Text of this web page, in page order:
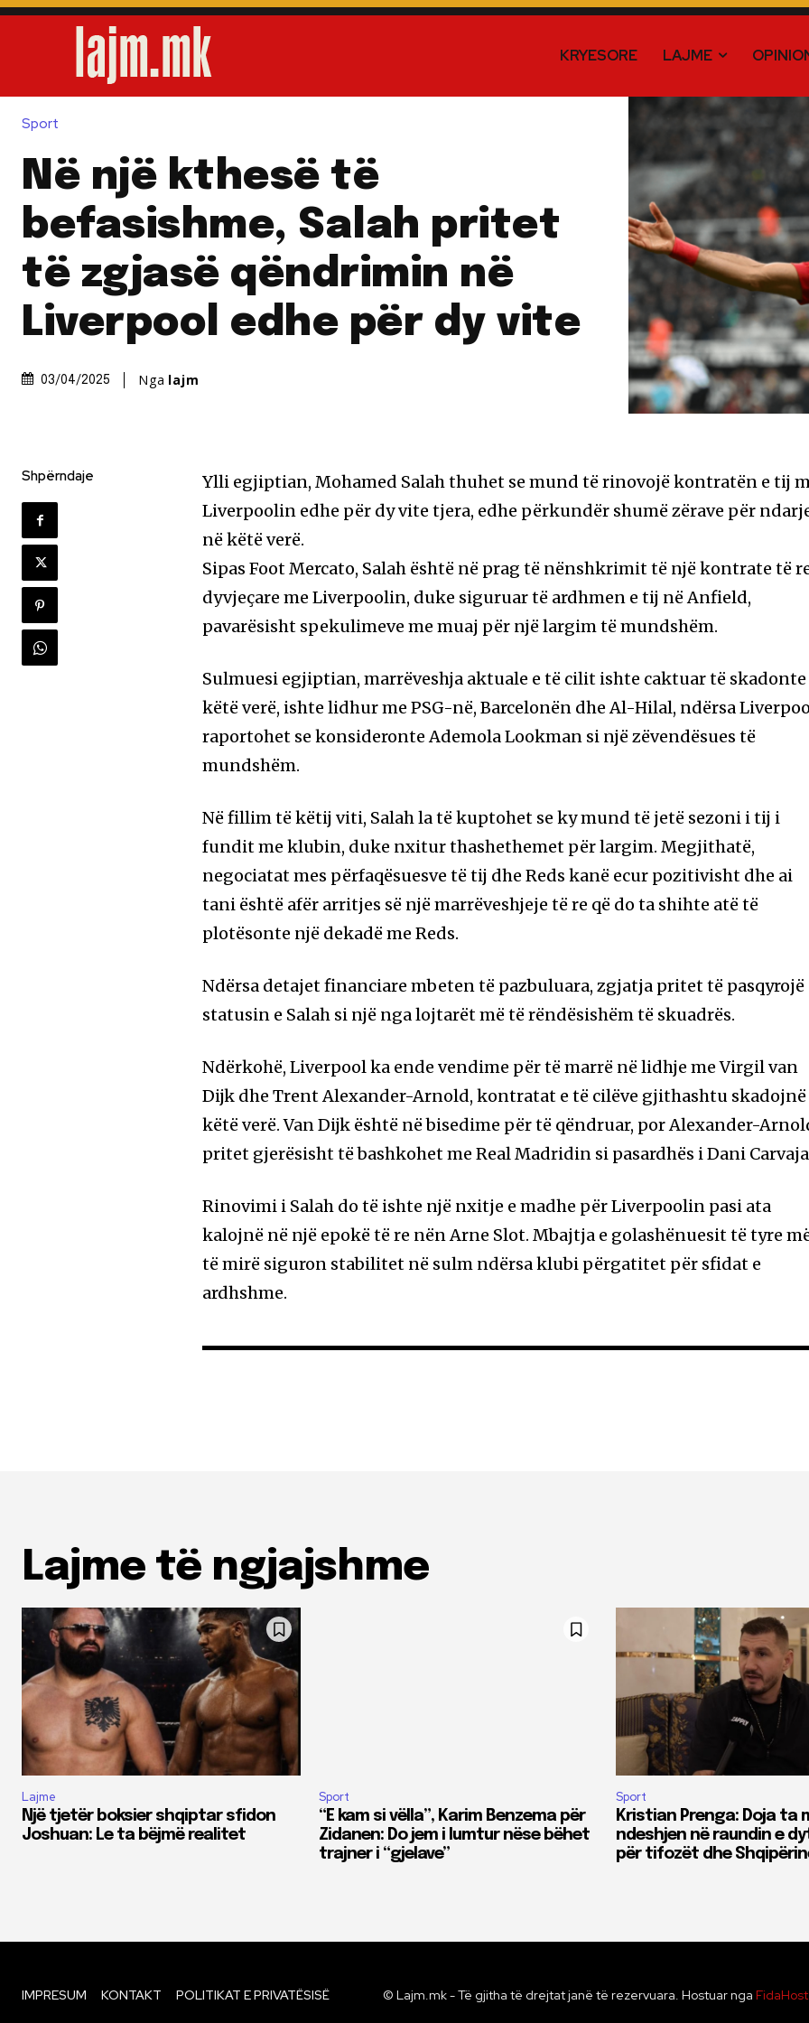
KRYESORE LAJME
Sport
Në një kthesë të
befasishme, Salah pritet
të zgjasë qëndrimin në
Liverpool edhe për dy vite
03/04/2025 Nga lajm
Shpërndaje
Ylli egjiptian, Mohamed Salah thuhet se mund të rinovojë kontratën e tij
Liverpoolin edhe për dy vite tjera, edhe përkundër shumë zërave për
në këtë verë.
Sipas Foot Mercato, Salah është në prag të nënshkrimit të një kontrate të
dyvjeçare me Liverpoolin, duke siguruar të ardhmen e tij në Anfield,
pavarësisht spekulimeve me muaj për një largim të mundshëm.
Sulmuesi egjiptian, marrëveshja aktuale e të cilit ishte caktuar të skadonte
këtë verë, ishte lidhur me PSG-në, Barcelonën dhe Al-Hilal, ndërsa
raportohet se konsideronte Ademola Lookman si një zëvendësues të
mundshëm.
Në fillim të këtij viti, Salah la të kuptohet se ky mund të jetë sezoni i tij i
fundit me klubin, duke nxitur thashethemet për largim. Megjithatë,
negociatat mes përfaqësuesve të tij dhe Reds kanë ecur pozitivisht dhe ai
tani është afër arritjes së një marrëveshjeje të re që do ta shihte atë të
plotësonte një dekadë me Reds.
Ndërsa detajet financiare mbeten të pazbuluara, zgjatja pritet të pasqyrojë
statusin e Salah si një nga lojtarët më të rëndësishëm të skuadrës.
Ndërkohë, Liverpool ka ende vendime për të marrë në lidhje me Virgil van
Dijk dhe Trent Alexander-Arnold, kontratat e të cilëve gjithashtu skadojnë
këtë verë. Van Dijk është në bisedime për të qëndruar, por Alexander-
pritet gjerësisht të bashkohet me Real Madridin si pasardhës i Dani
Rinovimi i Salah do të ishte një nxitje e madhe për Liverpoolin pasi ata
kalojnë në një epokë të re nën Arne Slot. Mbajtja e golashënuesit të tyre
të mirë siguron stabilitet në sulm ndërsa klubi përgatitet për sfidat e
ardhshme.
Lajme të ngjajshme
Lajme
Një tjetër boksier shqiptar sfidon
Joshuan: Le ta bëjmë realitet
Sport
“E kam si vëlla”, Karim Benzema për
Zidanen: Do jem i lumtur nëse bëhet
trajner i “gjelave”
Sport
Kristian Prenga: Doja ta
ndeshjen në raundin e
për tifozët dhe
IMPRESUM KONTAKT POLITIKAT E PRIVATËSISË © Lajm.mk - Të gjitha të drejtat janë të rezervuara. Hostuar nga